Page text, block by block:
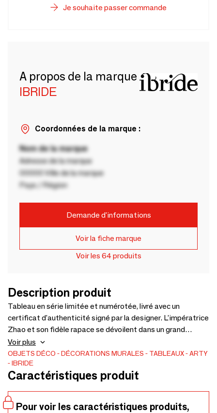
Je souhaite passer commande
A propos de la marque
IBRIDE
Coordonnées de la marque :
Nom de la marque
Adresse de la marque
00000 Ville de la marque
Pays / Région
Demande d'informations
Voir la fiche marque
Voir les 64 produits
Description produit
Tableau en série limitée et numérotée, livré avec un
certificat d'authenticité signé par la designer. L’impératrice
Zhao et son fidèle rapace se dévoilent dans un grand
format et s’accordent une place de choix dans Collector. Le
duo complice dans l’art ancestral de la fauconnerie
enchevêtre les rôles et sème la confusion entre proie et
prédateur. Design Rachel & Benoît Convers - Matériau:
compressé - Fabriqué en France.
Voir plus
OBJETS DÉCO DÉCORATIONS MURALES TABLEAUX
ARTY
IBRIDE
Caractéristiques produit
Pour voir les caractéristiques produits,